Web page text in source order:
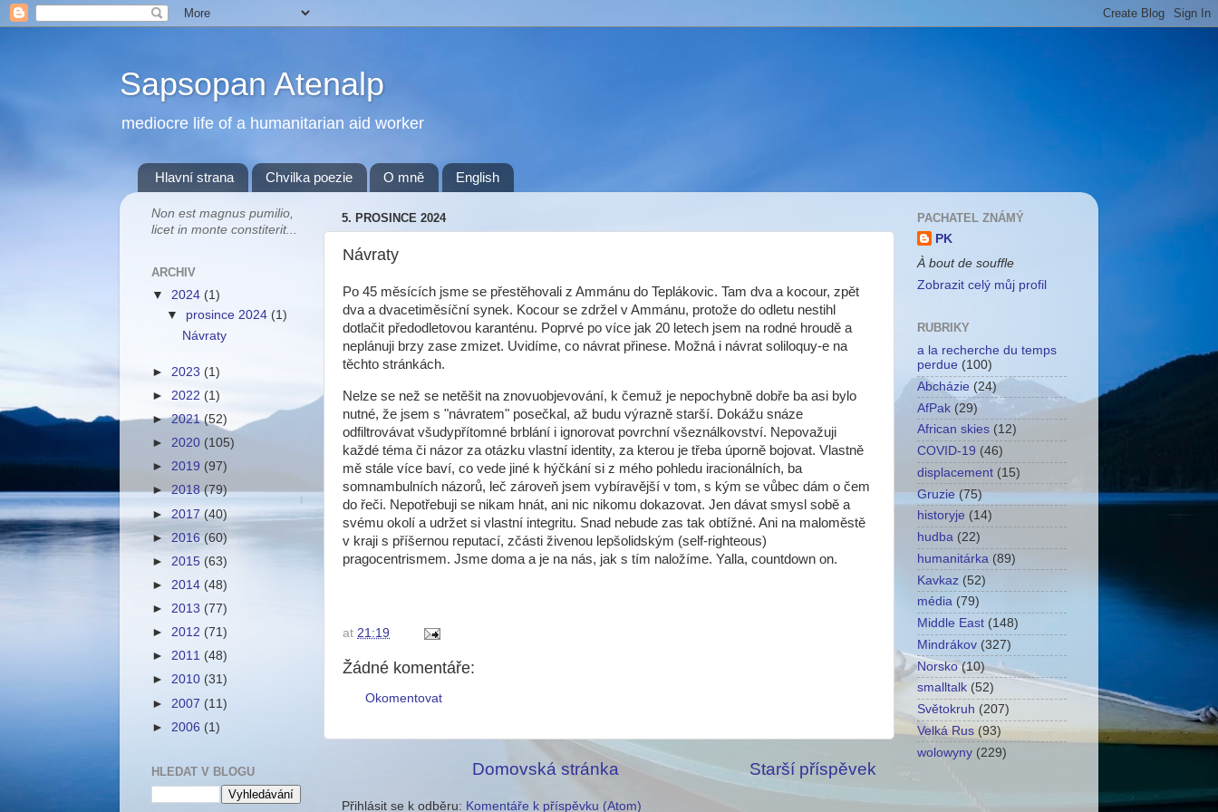
Sapsopan Atenalp
mediocre life of a humanitarian aid worker
Hlavní strana Chvilka poezie O mně English
5. PROSINCE 2024
Návraty
Po 45 měsících jsme se přestěhovali z Ammánu do Teplákovic. Tam dva a kocour, zpět
dva a dvacetiměsíční synek. Kocour se zdržel v Ammánu, protože do odletu nestihl
dotlačit předodletovou karanténu. Poprvé po více jak 20 letech jsem na rodné hroudě a
neplánuji brzy zase zmizet. Uvidíme, co návrat přinese. Možná i návrat soliloquy-e na
těchto stránkách.
Nelze se než se netěšit na znovuobjevování, k čemuž je nepochybně dobře ba asi bylo
nutné, že jsem s "návratem" posečkal, až budu výrazně starší. Dokážu snáze
odfiltrovávat všudypřítomné brblání i ignorovat povrchní všeználkovství. Nepovažuji
každé téma či názor za otázku vlastní identity, za kterou je třeba úporně bojovat. Vlastně
mě stále více baví, co vede jiné k hýčkání si z mého pohledu iracionálních, ba
somnambulních názorů, leč zároveň jsem vybíravější v tom, s kým se vůbec dám o čem
do řeči. Nepotřebuji se nikam hnát, ani nic nikomu dokazovat. Jen dávat smysl sobě a
svému okolí a udržet si vlastní integritu. Snad nebude zas tak obtížné. Ani na maloměstě
v kraji s příšernou reputací, zčásti živenou lepšolidským (self-righteous)
pragocentrismem. Jsme doma a je na nás, jak s tím naložíme. Yalla, countdown on.
at 21:19
Žádné komentáře:
Okomentovat
Starší příspěvek
Domovská stránka
Přihlásit se k odběru: Komentáře k příspěvku (Atom)
Non est magnus pumilio,
licet in monte constiterit...
ARCHIV
▼ 2024 (1)
▼ prosince 2024 (1)
Návraty
► 2023 (1)
► 2022 (1)
►2021(52)
► 2020 (105)
► 2019 (97)
►2018(79)
► 2017 (40)
► 2016 (60)
► 2015 (63)
► 2014 (48)
► 2013 (77)
► 2012 (71)
► 2011 (48)
► 2010 (31)
► 2007 (11)
► 2006 (1)
HLEDAT V BLOGU
PACHATEL ZNÁMÝ
PK
À bout de souffle
Zobrazit celý můj profil
RUBRIKY
a la recherche du temps
perdue (100)
Abcházie (24)
AfPak (29)
African skies (12)
COVID-19 (46)
displacement (15)
Gruzie (75)
historyje (14)
hudba (22)
humanitárka (89)
Kavkaz (52)
média (79)
Middle East (148)
Mindrákov (327)
Norsko (10)
smalltalk (52)
Světokruh (207)
Velká Rus (93)
wolowyny (229)